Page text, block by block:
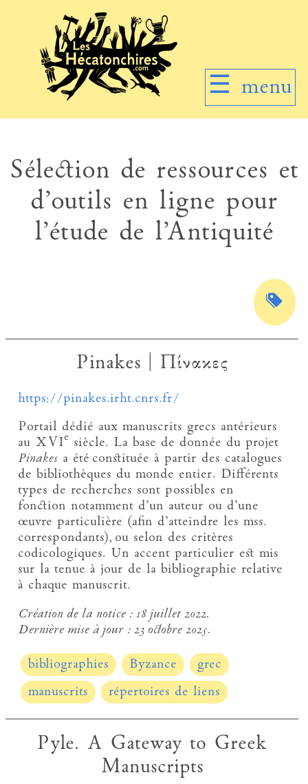
☰ menu
Sélection de ressources et
d’outils en ligne pour
l’étude de l’Antiquité
Pinakes | Πίνακες
https://pinakes.irht.cnrs.fr/
Portail dédié aux manuscrits grecs antérieurs
au XVIe siècle. La base de donnée du projet
Pinakes a été constituée à partir des catalogues
de bibliothèques du monde entier. Différents
types de recherches sont possibles en
fonction notamment d’un auteur ou d’une
œuvre particulière (afin d’atteindre les mss.
correspondants), ou selon des critères
codicologiques. Un accent particulier est mis
sur la tenue à jour de la bibliographie relative
à chaque manuscrit.
Création de la notice :18 juillet 2022.
Dernière mise à jour :23 octobre 2025.
bibliographies Byzance
grec
manuscrits
répertoires de liens
Pyle. A Gateway to Greek
Manuscripts